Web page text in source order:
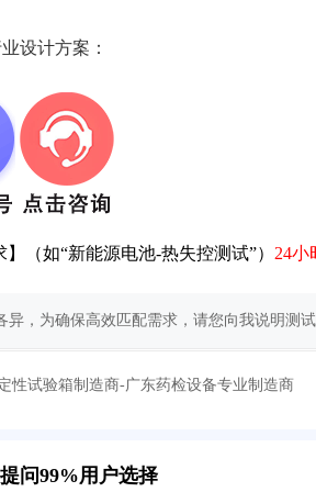
设计方案：
】（如“新能源电池-热失控测试”） 24小
异，为确保高效匹配需求，请您向我说明测
性试验箱制造商-广东药检设备专业制造商
问99%用户选择